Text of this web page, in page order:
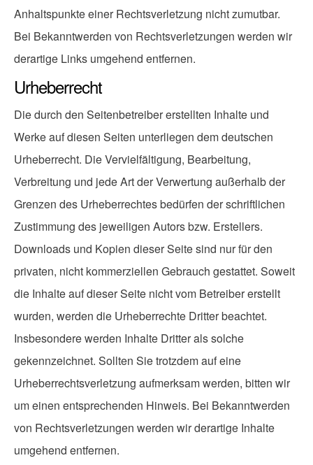
Anhaltspunkte einer Rechtsverletzung nicht zumutbar.
Bei Bekanntwerden von Rechtsverletzungen werden wir
derartige Links umgehend entfernen.
Urheberrecht
Die durch den Seitenbetreiber erstellten Inhalte und
Werke auf diesen Seiten unterliegen dem deutschen
Urheberrecht. Die Vervielfältigung, Bearbeitung,
Verbreitung und jede Art der Verwertung außerhalb der
Grenzen des Urheberrechtes bedürfen der schriftlichen
Zustimmung des jeweiligen Autors bzw. Erstellers.
Downloads und Kopien dieser Seite sind nur für den
privaten, nicht kommerziellen Gebrauch gestattet. Soweit
die Inhalte auf dieser Seite nicht vom Betreiber erstellt
wurden, werden die Urheberrechte Dritter beachtet.
Insbesondere werden Inhalte Dritter als solche
gekennzeichnet. Sollten Sie trotzdem auf eine
Urheberrechtsverletzung aufmerksam werden, bitten wir
um einen entsprechenden Hinweis. Bei Bekanntwerden
von Rechtsverletzungen werden wir derartige Inhalte
umgehend entfernen.